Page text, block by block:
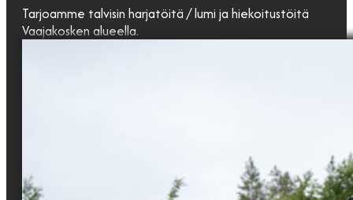
Tarjoamme talvisin harjatöitä / lumi ja hiekoitustöitä
Vaajakosken alueella.